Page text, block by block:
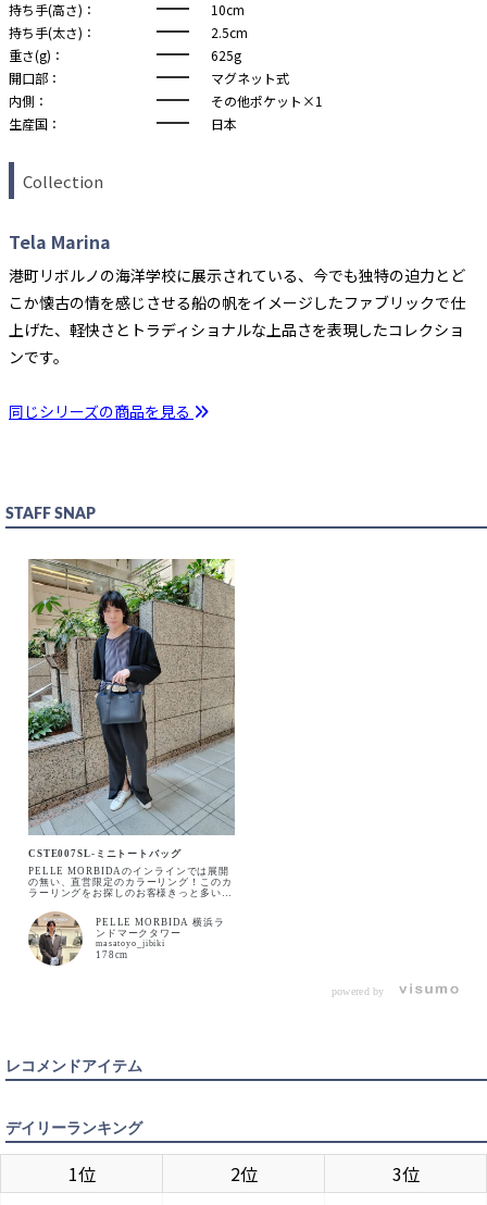
持ち手(高さ)：
10cm
持ち手(太さ)：
2.5cm
重さ(g)：
625g
開口部：
マグネット式
内側：
その他ポケット×1
生産国：
日本
Collection
Tela Marina
港町リボルノの海洋学校に展示されている、今でも独特の迫力とど
こか懐古の情を感じさせる船の帆をイメージしたファブリックで仕
上げた、軽快さとトラディショナルな上品さを表現したコレクショ
ンです。
同じシリーズの商品を見る
STAFF SNAP
CSTE007SL-ミニトートバッグ
PELLE MORBIDAのインラインでは展開
の無い、直営限定のカラーリング！このカ
ラーリングをお探しのお客様きっと多いは
ッコいいに決まっているじゃないです
か！！チラッと見えるのがポイントだよ！
3枚目の写真も見てね～
PELLE MORBIDA 横浜ラ
ンドマークタワー
masatoyo_jibiki
178cm
powered by
レコメンドアイテム
デイリーランキング
1位 2位 3位